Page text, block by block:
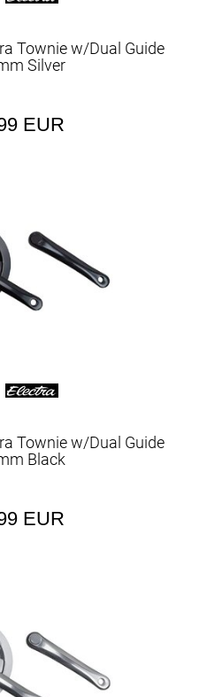
Townie w/Dual Guide
Silver
EUR
Townie w/Dual Guide
Black
EUR